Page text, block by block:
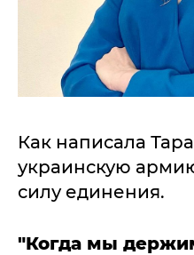
Как написала
украинскую
силу единения.
"Когда мы